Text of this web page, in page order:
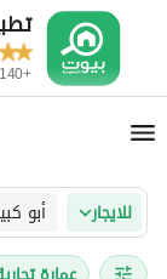
+140 ألف تنزيل للتطبيق
للايجار أبو